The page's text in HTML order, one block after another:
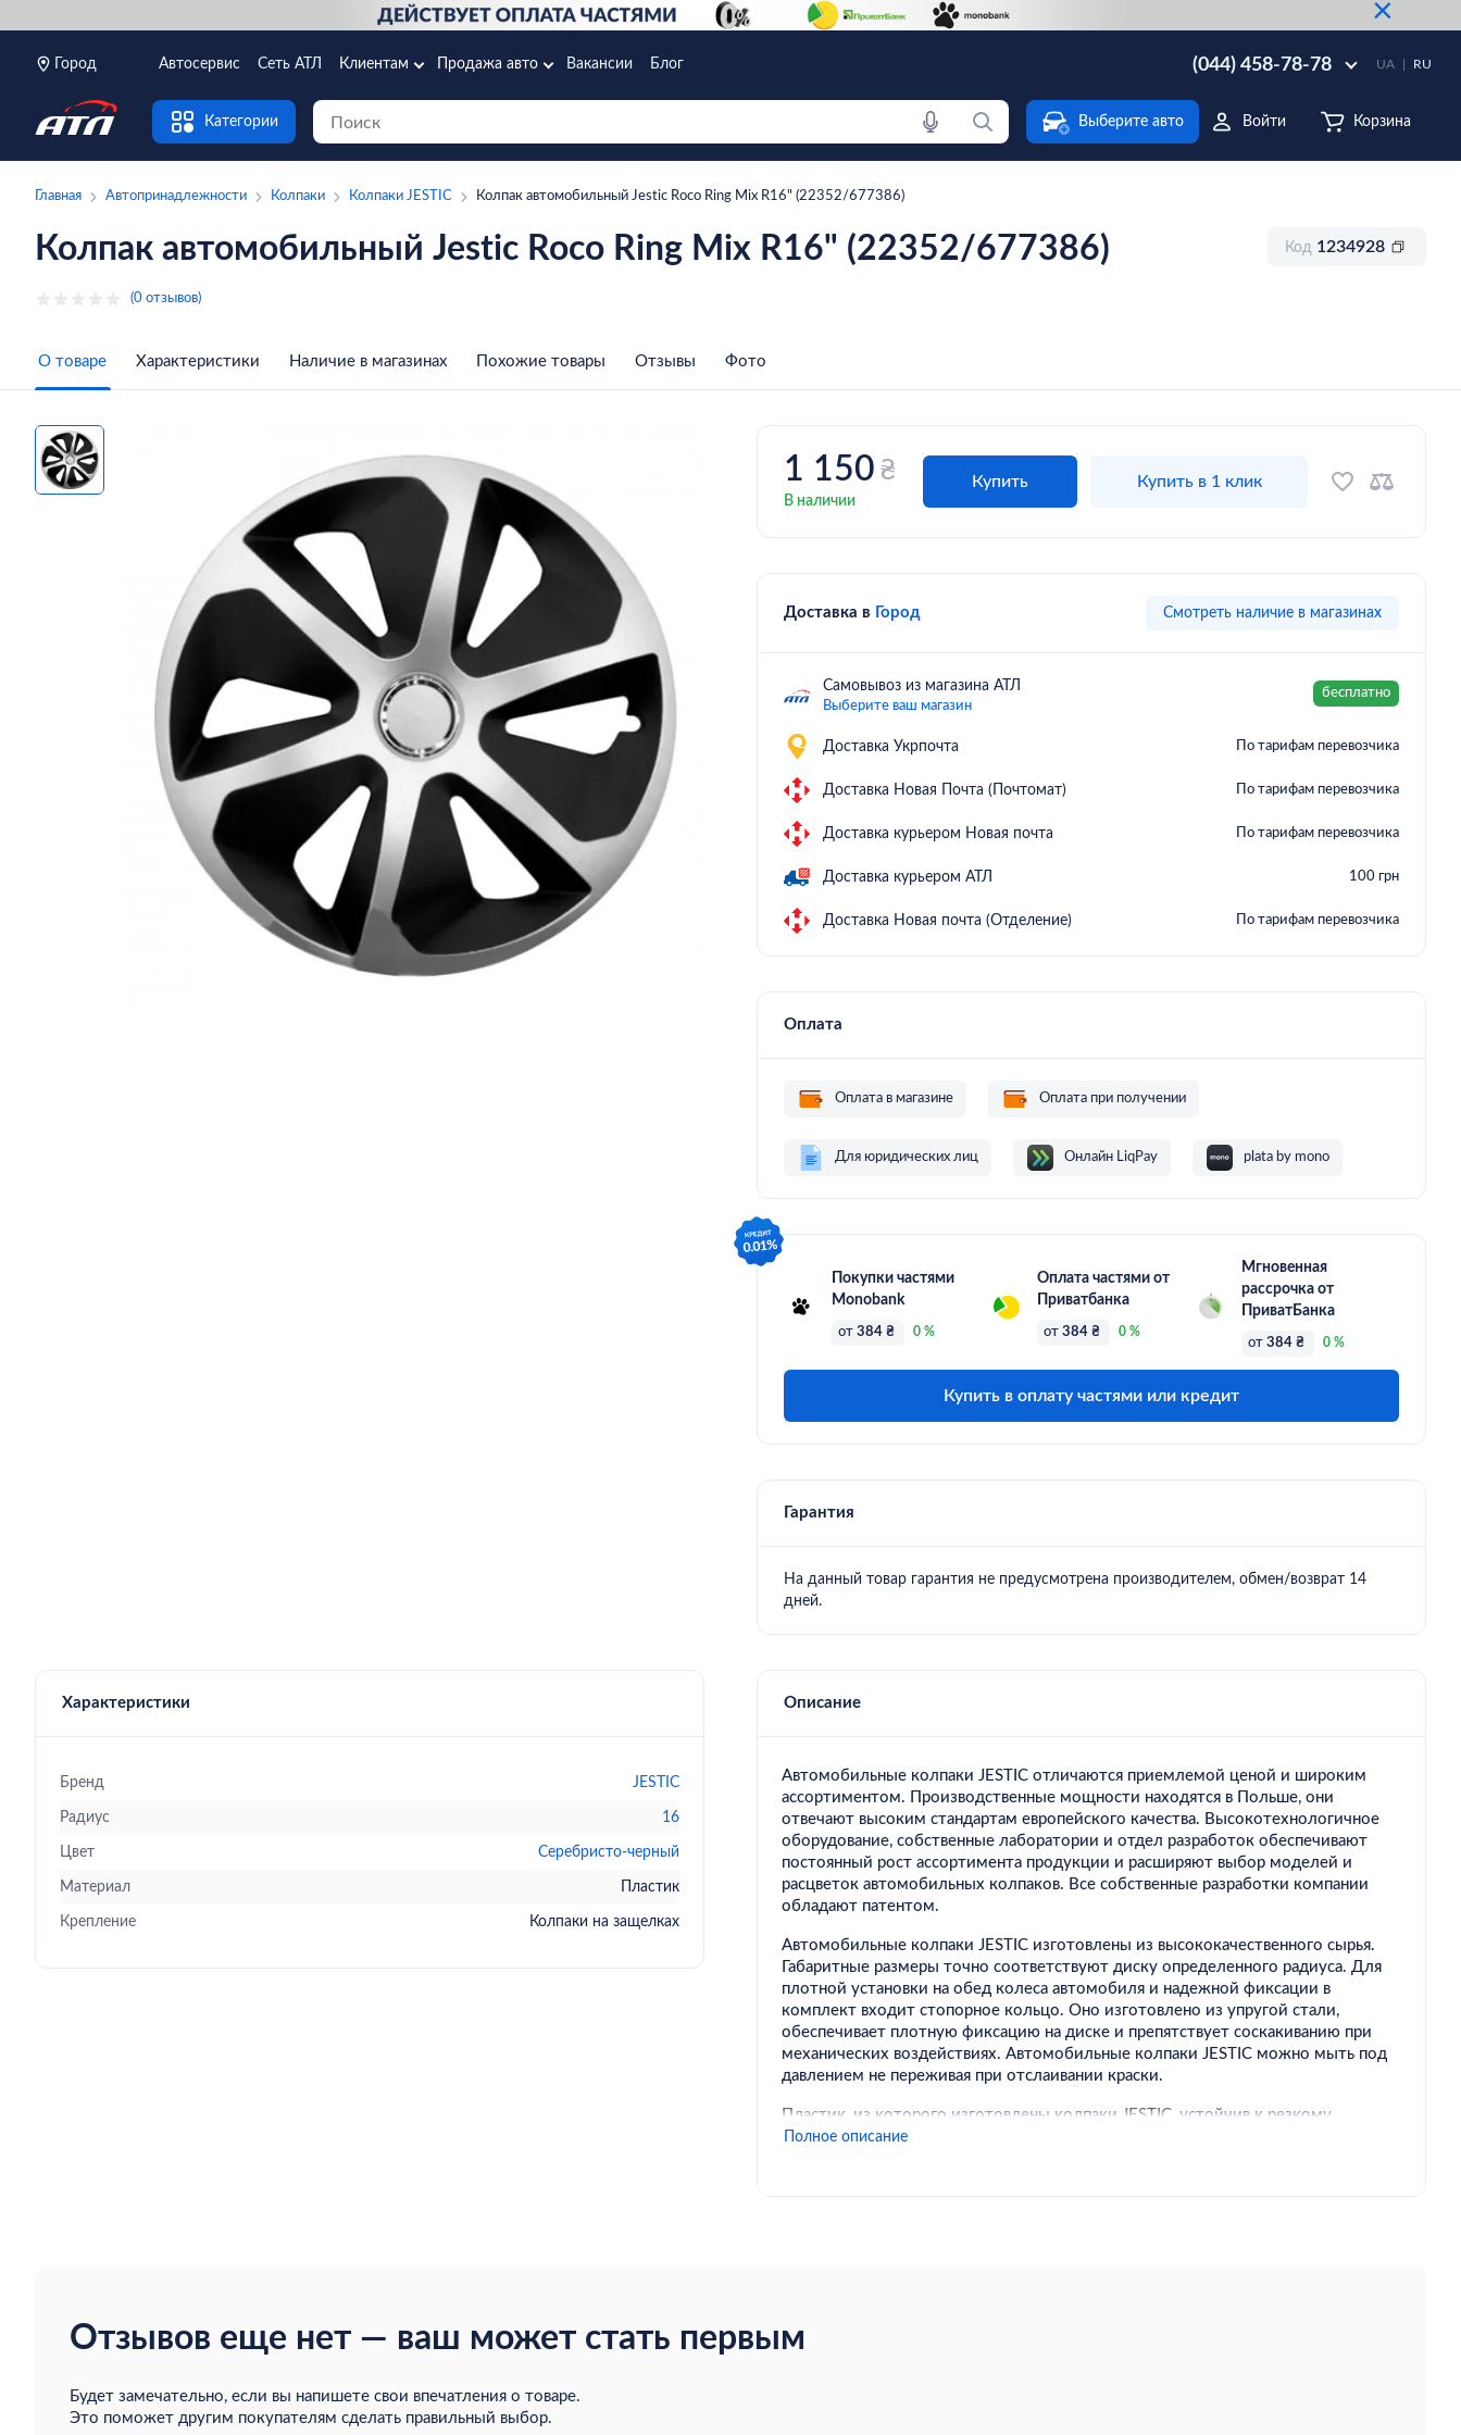
×
Город Автосервис Сеть АТЛ Клиентам Продажа авто Вакансии Блог (044) 458-78-78 UA RU
Категории Выберите авто Войти Корзина
Главная Автопринадлежности Колпаки Колпаки JESTIC Колпак автомобильный Jestiс Roco Ring Mix R16" (22352/677386)
Колпак автомобильный Jestiс Roco Ring Mix R16" (22352/677386)
(0 отзывов)
Код 1234928
О товаре Характеристики Наличие в магазинах Похожие товары Отзывы Фото
1 150 ₴
В наличии
Купить Купить в 1 клик
Доставка в Город Смотреть наличие в магазинах
Самовывоз из магазина АТЛ
Выберите ваш магазин
бесплатно
Доставка Укрпочта По тарифам перевозчика
Доставка Новая Почта (Почтомат) По тарифам перевозчика
Доставка курьером Новая почта По тарифам перевозчика
Доставка курьером АТЛ 100 грн
Доставка Новая почта (Отделение) По тарифам перевозчика
Оплата
Оплата в магазине Оплата при получении
Для юридических лиц Онлайн LiqPay plata by mono
Покупки частями
Monobank
от 384 ₴ 0 %
Оплата частями от
Приватбанка
от 384 ₴ 0 %
Мгновенная
рассрочка от
ПриватБанка
от 384 ₴ 0 %
Купить в оплату частями или кредит
Гарантия
на данный товар гарантия не предусмотрена производителем, обмен/возврат 14
дней.
Характеристики
Бренд JESTIC
Радиус 16
Цвет Серебристо-черный
Материал Пластик
Крепление Колпаки на защелках
Описание
Автомобильные колпаки JESTIC отличаются приемлемой ценой и широким
ассортиментом. Производственные мощности находятся в Польше, они
отвечают высоким стандартам европейского качества. Высокотехнологичное
оборудование, собственные лаборатории и отдел разработок обеспечивают
постоянный рост ассортимента продукции и расширяют выбор моделей и
расцветок автомобильных колпаков. Все собственные разработки компании
обладают патентом.
Автомобильные колпаки JESTIC изготовлены из высококачественного сырья.
Габаритные размеры точно соответствуют диску определенного радиуса. Для
плотной установки на обед колеса автомобиля и надежной фиксации в
комплект входит стопорное кольцо. Оно изготовлено из упругой стали,
обеспечивает плотную фиксацию на диске и препятствует соскакиванию при
механических воздействиях. Автомобильные колпаки JESTIC можно мыть под
давлением не переживая при отслаивании краски.
Пластик, из которого изготовлены колпаки JESTIC, устойчив к резкому
изменению температуры окружающей среды. Он не становится хрупким в
Полное описание
Отзывов еще нет — ваш может стать первым
Будет замечательно, если вы напишете свои впечатления о товаре.
Это поможет другим покупателям сделать правильный выбор.